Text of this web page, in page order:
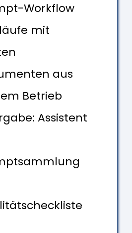
Workflow
mit
aus
Betrieb
Assistent